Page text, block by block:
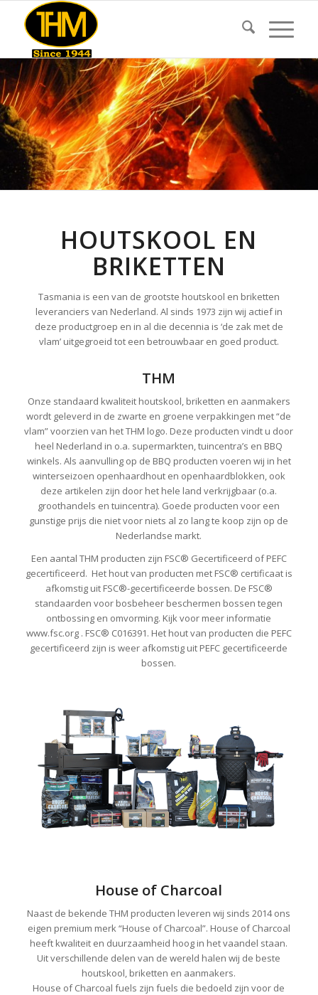
HOUTSKOOL EN
BRIKETTEN
Tasmania is een van de grootste houtskool en briketten
leveranciers van Nederland. Al sinds 1973 zijn wij actief in
deze productgroep en in al die decennia is ‘de zak met de
vlam’ uitgegroeid tot een betrouwbaar en goed product.
THM
Onze standaard kwaliteit houtskool, briketten en aanmakers
wordt geleverd in de zwarte en groene verpakkingen met “de
vlam” voorzien van het THM logo. Deze producten vindt u door
heel Nederland in o.a. supermarkten, tuincentra’s en BBQ
winkels. Als aanvulling op de BBQ producten voeren wij in het
winterseizoen openhaardhout en openhaardblokken, ook
deze artikelen zijn door het hele land verkrijgbaar (o.a.
groothandels en tuincentra). Goede producten voor een
gunstige prijs die niet voor niets al zo lang te koop zijn op de
Nederlandse markt.
Een aantal THM producten zijn FSC® Gecertificeerd of PEFC
gecertificeerd. Het hout van producten met FSC® certificaat is
afkomstig uit FSC®-gecertificeerde bossen. De FSC®
standaarden voor bosbeheer beschermen bossen tegen
ontbossing en omvorming. Kijk voor meer informatie
www.fsc.org . FSC® C016391. Het hout van producten die PEFC
gecertificeerd zijn is weer afkomstig uit PEFC gecertificeerde
bossen.
House of Charcoal
Naast de bekende THM producten leveren wij sinds 2014 ons
eigen premium merk “House of Charcoal”. House of Charcoal
heeft kwaliteit en duurzaamheid hoog in het vaandel staan.
Uit verschillende delen van de wereld halen wij de beste
houtskool, briketten en aanmakers.
House of Charcoal fuels zijn fuels die bedoeld zijn voor de